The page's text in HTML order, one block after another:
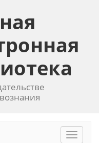
Toggle